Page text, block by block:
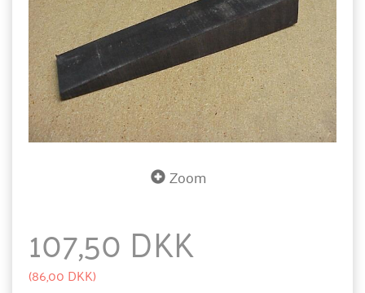
Zoom
107,50 DKK
(86,00 DKK)